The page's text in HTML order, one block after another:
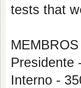
tests that
Presidente
Interno -